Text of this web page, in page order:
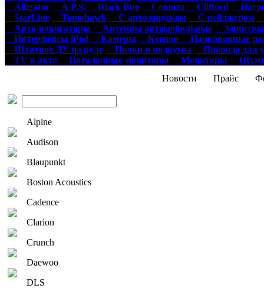
Alligator
A.P.S. Black Bug Cenmax Clifford
StarLine
Tomohawk С автозапуском С пейджером
Авто-навигаторы
Антенны автомобильные
Интерфейсы iPod
Камеры Ксенон
Парковочные
Штатное ДУ на руле
Полки и подиумы
Провода для
TV в авто
Потолочные мониторы Мониторы
Новости Прайс
Alpine
Audison
Blaupunkt
Boston Acoustics
Cadence
Clarion
Crunch
Daewoo
DLS